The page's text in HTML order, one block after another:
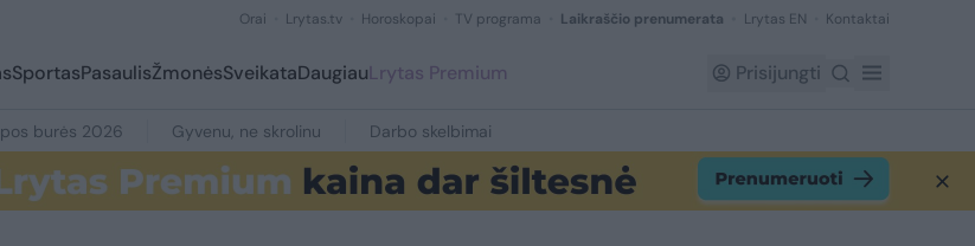
Orai Lrytas.tv Horoskopai TV programa Laikraščio prenumerata Lrytas EN Kontaktai
SportasPasaulisŽmonėsSveikataDaugiauLrytas Premium Prisijungti
burės 2026 Gyvenu, ne skrolinu Darbo skelbimai